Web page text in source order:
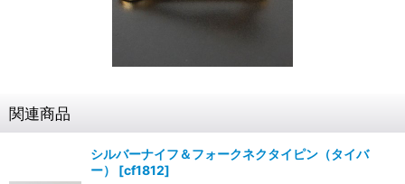
関連商品
シルバーナイフ＆フォークネクタイピン（タイバ
ー）
[cf1812]